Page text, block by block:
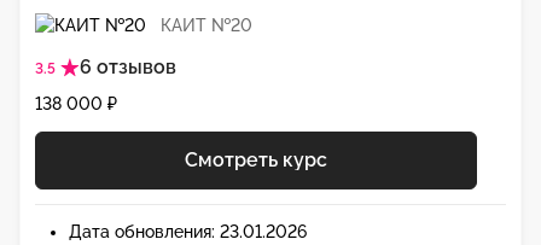
КАИТ №20
3.5 6 отзывов
138 000 ₽
Смотреть курс
Дата обновления: 23.01.2026